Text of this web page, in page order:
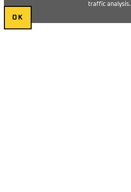
traffic analysis.
OK